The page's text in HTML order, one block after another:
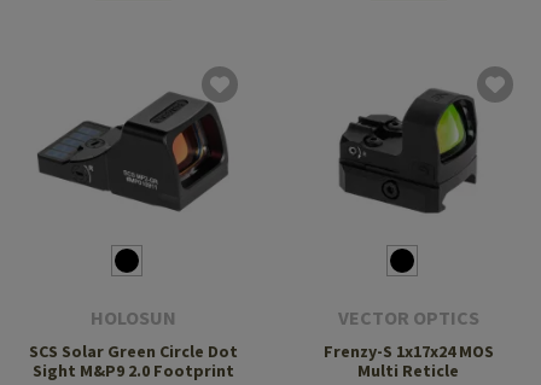
HOLOSUN
SCS Solar Green Circle Dot
Sight M&P9 2.0 Footprint
VECTOR OPTICS
Frenzy-S 1x17x24 MOS
Multi Reticle